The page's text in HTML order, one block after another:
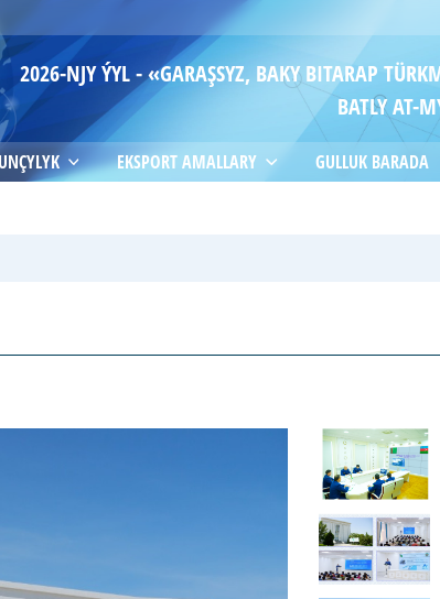
2026-NJY ÝYL - «GARAŞSYZ, BAKY BITARAP
BATLY AT-
EKSPORT AMALLARY GULLUK BARADA